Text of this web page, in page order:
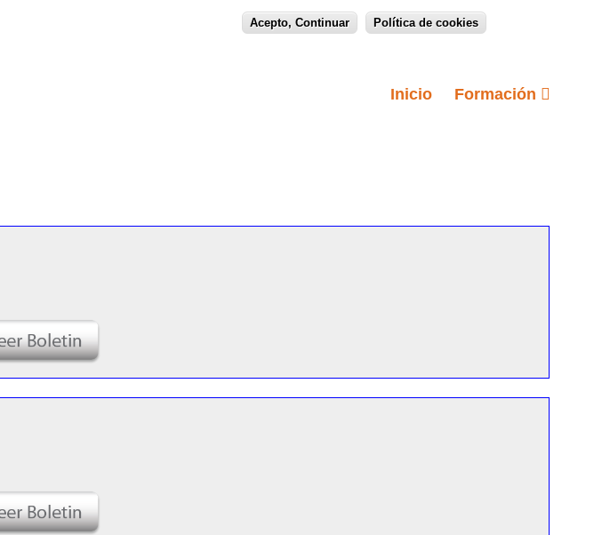
Acepto, Continuar Política de cookies
Inicio Formación